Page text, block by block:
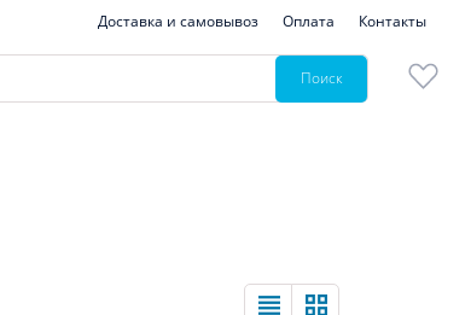
Доставка и самовывоз Оплата Контакты
Поиск